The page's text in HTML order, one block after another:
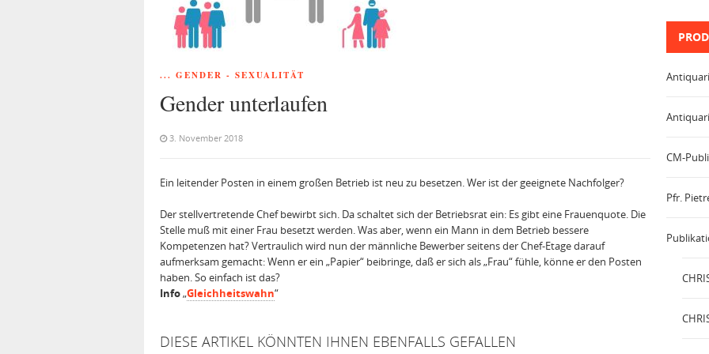
... GENDER - SEXUALITÄT
Gender unterlaufen
3. November 2018
Ein leitender Posten in einem großen Betrieb ist neu zu besetzen. Wer ist der geeignete Nachfolger?
Der stellvertretende Chef bewirbt sich. Da schaltet sich der Betriebsrat ein: Es gibt eine Frauenquote. Die
Stelle muß mit einer Frau besetzt werden. Was aber, wenn ein Mann in dem Betrieb bessere
Kompetenzen hat? Vertraulich wird nun der männliche Bewerber seitens der Chef-Etage darauf
aufmerksam gemacht: Wenn er ein „Papier“ beibringe, daß er sich als „Frau“ fühle, könne er den Posten
haben. So einfach ist das?
Info„Gleichheitswahn“
DIESE ARTIKEL KÖNNTEN IHNEN EBENFALLS GEFALLEN
CM-
Pfr.